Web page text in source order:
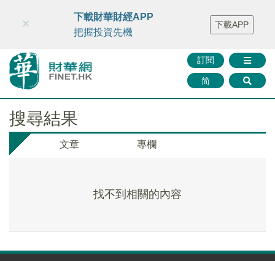
財華智庫網 FINTV FINMETA 財華證券 媒體矩陣
智庫沙龍
聯絡我們
訂閱
简
×
下載財華財經APP
把握投資先機
下載APP
搜尋結果
文章 專欄
找不到相關的內容